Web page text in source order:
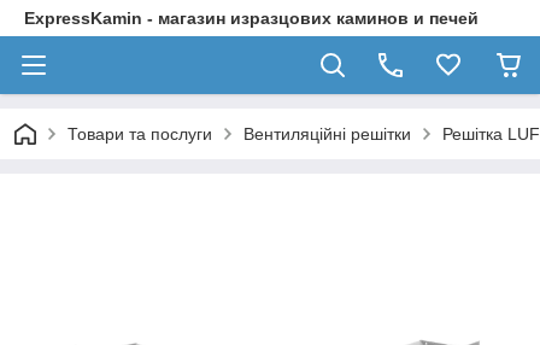
ExpressKamin - магазин изразцових каминов и печей
Товари та послуги Вентиляційні решітки Решітка